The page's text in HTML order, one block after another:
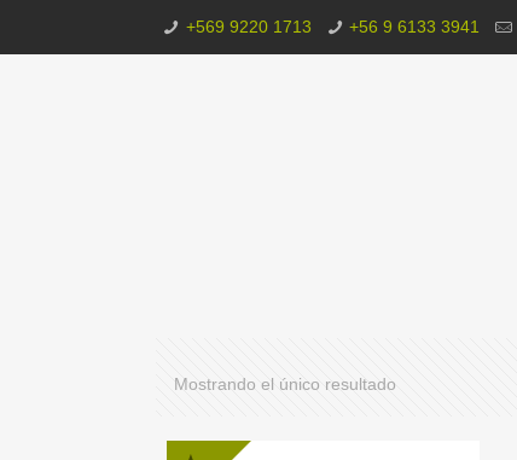
+569 9220 1713 +56 9 6133 3941
Mostrando el único resultado